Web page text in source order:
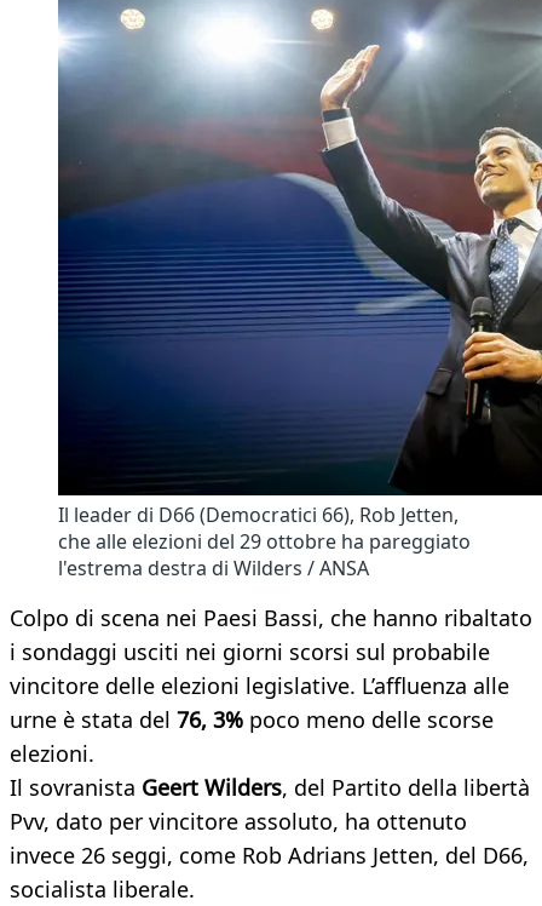
Il leader di D66 (Democratici 66), Rob Jetten,
che alle elezioni del 29 ottobre ha pareggiato
l'estrema destra di Wilders / ANSA
Colpo di scena nei Paesi Bassi, che hanno ribaltato
i sondaggi usciti nei giorni scorsi sul probabile
vincitore delle elezioni legislative. L’affluenza alle
urne è stata del 76, 3% poco meno delle scorse
elezioni.
Il sovranista Geert Wilders, del Partito della libertà
Pvv, dato per vincitore assoluto, ha ottenuto
invece 26 seggi, come Rob Adrians Jetten, del D66,
socialista liberale.